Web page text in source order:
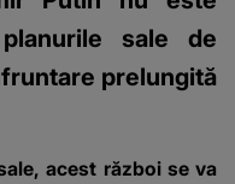
sale de
prelungită
acest război se va